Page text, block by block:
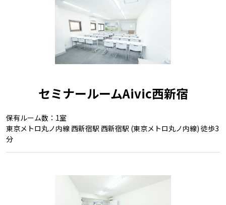
セミナールームAivic西新宿
保有ルーム数：1室
東京メトロ丸ノ内線 西新宿駅 西新宿駅 (東京メトロ丸ノ内線) 徒歩3
分